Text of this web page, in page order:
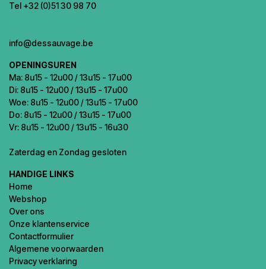
Tel +32 (0)51 30 98 70
info@dessauvage.be
OPENINGSUREN
Ma: 8u15 - 12u00 / 13u15 - 17u00
Di: 8u15 - 12u00 / 13u15 - 17u00
Woe: 8u15 - 12u00 / 13u15 - 17u00
Do: 8u15 - 12u00 / 13u15 - 17u00
Vr: 8u15 - 12u00 / 13u15 - 16u30
Zaterdag en Zondag gesloten
HANDIGE LINKS
Home
Webshop
Over ons
Onze klantenservice
Contactformulier
Algemene voorwaarden
Privacy verklaring